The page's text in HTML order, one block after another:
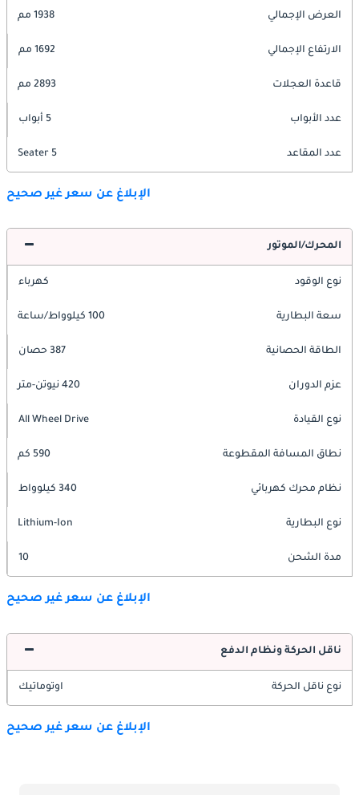
العرض الإجمالي 1938 مم
الارتفاع الإجمالي 1692 مم
قاعدة العجلات 2893 مم
عدد الأبواب 5 أبواب
عدد المقاعد 5 Seater
الإبلاغ عن سعر غير صحيح
المحرك/الموتور
نوع الوقود كهرباء
سعة البطارية 100 كيلوواط/ساعة
الطاقة الحصانية 387 حصان
عزم الدوران 420 نيوتن-متر
نوع القيادة All Wheel Drive
نطاق المسافة المقطوعة 590 كم
نظام محرك كهربائي 340 كيلوواط
نوع البطارية Lithium-Ion
مدة الشحن 10
الإبلاغ عن سعر غير صحيح
ناقل الحركة ونظام الدفع
نوع ناقل الحركة اوتوماتيك
الإبلاغ عن سعر غير صحيح